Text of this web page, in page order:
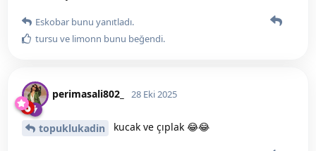
Eskobar bunu yanıtladı.
tursu ve limonn bunu beğendi.
perimasali802_ 28 Eki 2025
topuklukadin kucak ve çıplak 😂😂